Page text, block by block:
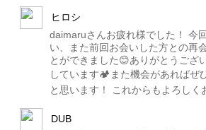
ヒロシ
daimaruさんお疲れ様でした！ 今
い、また前回お会いした方との再
とができました😊ありがとうござ
しています🏕また機会があればぜ
と思います！ これからもよろしく
DUB